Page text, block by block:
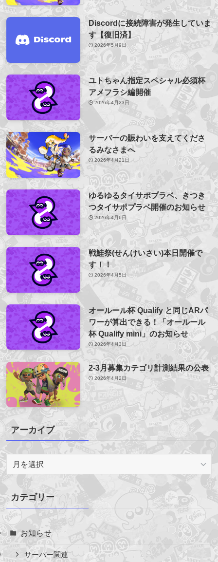
Discordに接続障害が発生していま
す【復旧済】
2026年5月9日
ユトちゃん指定スペシャル必須杯
アメフラシ編開催
2026年4月23日
サーバーの賑わいを支えてくださ
るみなさまへ
2026年4月21日
ゆるゆるタイサポプラベ、きつき
つタイサポプラベ開催のお知らせ
2026年4月6日
戦鮭祭(せんけいさい)本日開催で
す！！
2026年4月5日
オールール杯 Qualify と同じARパ
ワーが算出できる！「オールール
杯 Qualify mini」のお知らせ
2026年4月3日
2-3月募集カテゴリ計測結果の公表
2026年4月2日
アーカイブ
ア
イ
ブ
カテゴリー
お知らせ
サーバー関連